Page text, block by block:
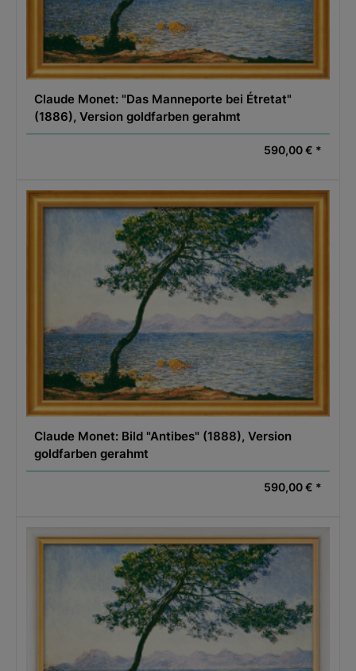
Claude Monet: "Das Manneporte bei Étretat"
(1886), Version goldfarben gerahmt
590,00 € *
Claude Monet: Bild "Antibes" (1888), Version
goldfarben gerahmt
590,00 € *